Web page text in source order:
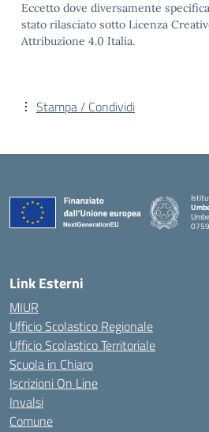
Eccetto dove diversamente
stato rilasciato sotto Licenza
Attribuzione 4.0 Italia.
Stampa / Condividi
Link Esterni
MIUR
Ufficio Scolastico Regionale
Ufficio Scolastico Territoriale
Scuola in Chiaro
Iscrizioni On Line
Invalsi
Comune